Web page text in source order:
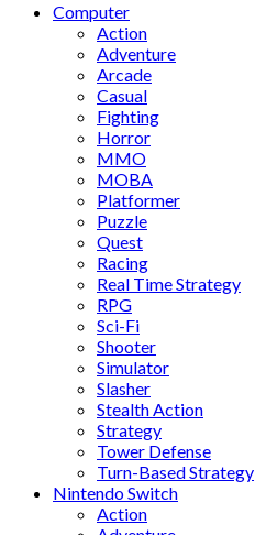
Computer
Action
Adventure
Arcade
Casual
Fighting
Horror
MMO
MOBA
Platformer
Puzzle
Quest
Racing
Real Time Strategy
RPG
Sci-Fi
Shooter
Simulator
Slasher
Stealth Action
Strategy
Tower Defense
Turn-Based Strategy
Nintendo Switch
Action